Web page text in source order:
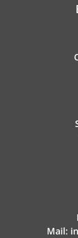
Mail: